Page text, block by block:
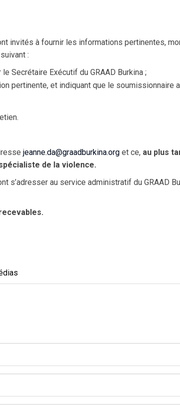
invités à fournir les informations pertinentes,
:
Secrétaire Exécutif du GRAAD Burkina ;
pertinente, et indiquant que le
jeanne.da@graadburkina.org et ce, au plus
de la violence.
au service administratif du GRAAD